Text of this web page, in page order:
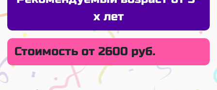
х лет
Стоимость от 2600 руб.